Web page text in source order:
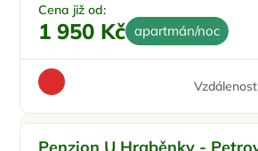
Cena již od:
1 950 Kč apartmán/noc